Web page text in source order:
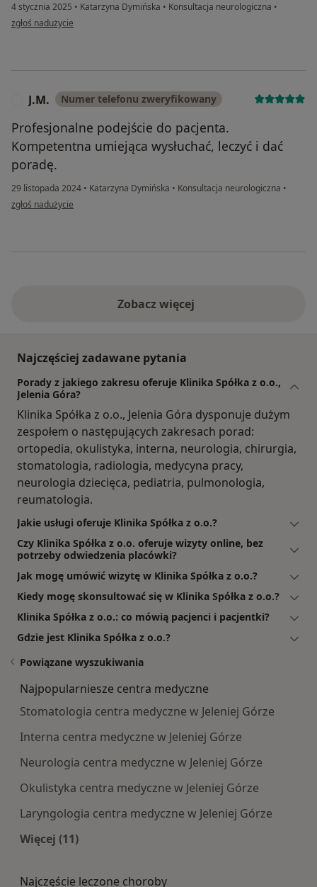
4 stycznia 2025 • Katarzyna Dymińska • Konsultacja neurologiczna •
w opinii użytkownika D.cz.
zgłoś nadużycie
J.M. Numer telefonu zweryfikowany
Profesjonalne podejście do pacjenta.
Kompetentna umiejąca wysłuchać, leczyć i dać
poradę.
29 listopada 2024 • Katarzyna Dymińska • Konsultacja neurologiczna •
w opinii użytkownika J.M.
zgłoś nadużycie
Zobacz więcej
Najczęściej zadawane pytania
Porady z jakiego zakresu oferuje Klinika Spółka z o.o.,
Jelenia Góra?
Klinika Spółka z o.o., Jelenia Góra dysponuje dużym
zespołem o następujących zakresach porad:
ortopedia, okulistyka, interna, neurologia, chirurgia,
stomatologia, radiologia, medycyna pracy,
neurologia dziecięca, pediatria, pulmonologia,
reumatologia.
Jakie usługi oferuje Klinika Spółka z o.o.?
Czy Klinika Spółka z o.o. oferuje wizyty online, bez
potrzeby odwiedzenia placówki?
Jak mogę umówić wizytę w Klinika Spółka z o.o.?
Kiedy mogę skonsultować się w Klinika Spółka z o.o.?
Klinika Spółka z o.o.: co mówią pacjenci i pacjentki?
Gdzie jest Klinika Spółka z o.o.?
Powiązane wyszukiwania
Najpopularniesze centra medyczne
Stomatologia centra medyczne w Jeleniej Górze
Interna centra medyczne w Jeleniej Górze
Neurologia centra medyczne w Jeleniej Górze
Okulistyka centra medyczne w Jeleniej Górze
Laryngologia centra medyczne w Jeleniej Górze
Więcej (11)
Najczęście leczone choroby